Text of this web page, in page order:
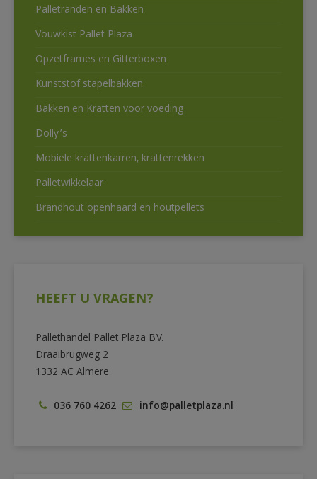
Palletranden en Bakken
Vouwkist Pallet Plaza
Opzetframes en Gitterboxen
Kunststof stapelbakken
Bakken en Kratten voor voeding
Dolly’s
Mobiele krattenkarren, krattenrekken
Palletwikkelaar
Brandhout openhaard en houtpellets
HEEFT U VRAGEN?
Pallethandel Pallet Plaza B.V.
Draaibrugweg 2
1332 AC Almere
036 760 4262 info@palletplaza.nl